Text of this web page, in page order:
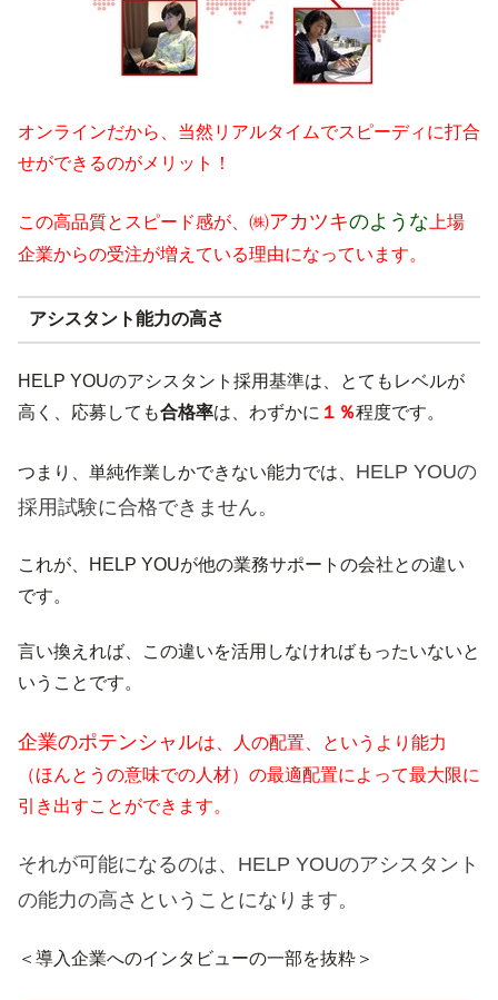
オンラインだから、当然リアルタイムでスピーディに打合
せができるのがメリット！
この高品質とスピード感が、 ㈱アカツキのような上場
企業からの受注が増えている理由になっています。
アシスタント能力の高さ
HELP YOUのアシスタント採用基準は、とてもレベルが
高く、応募しても合格率は、わずかに １％程度です。
つまり、単純作業しかできない能力では、 HELP YOUの
採用試験に合格できません。
これが、HELP YOUが他の業務サポートの会社との違い
です。
言い換えれば、この違いを活用しなければもったいないと
いうことです。
企業のポテンシャルは、人の配置、というより能力
（ほんとうの意味での人材）の最適配置によって最大限に
引き出すことができます。
それが可能になるのは、HELP YOUのアシスタント
の能力の高さということになります。
＜導入企業へのインタビューの一部を抜粋＞